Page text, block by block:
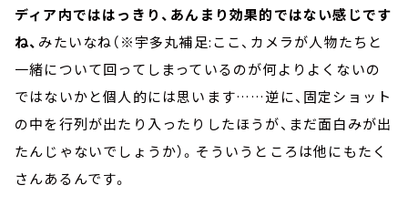
ディア内でははっきり、あんまり効果的ではない感じです
ね、 みたいなね（※宇多丸補足:ここ、カメラが人物たちと
一緒について回ってしまっているのが何よりよくないの
ではないかと個人的には思います……逆に、固定ショット
の中を行列が出たり入ったりしたほうが、まだ面白みが出
たんじゃないでしょうか）。そういうところは他にもたく
さんあるんです。